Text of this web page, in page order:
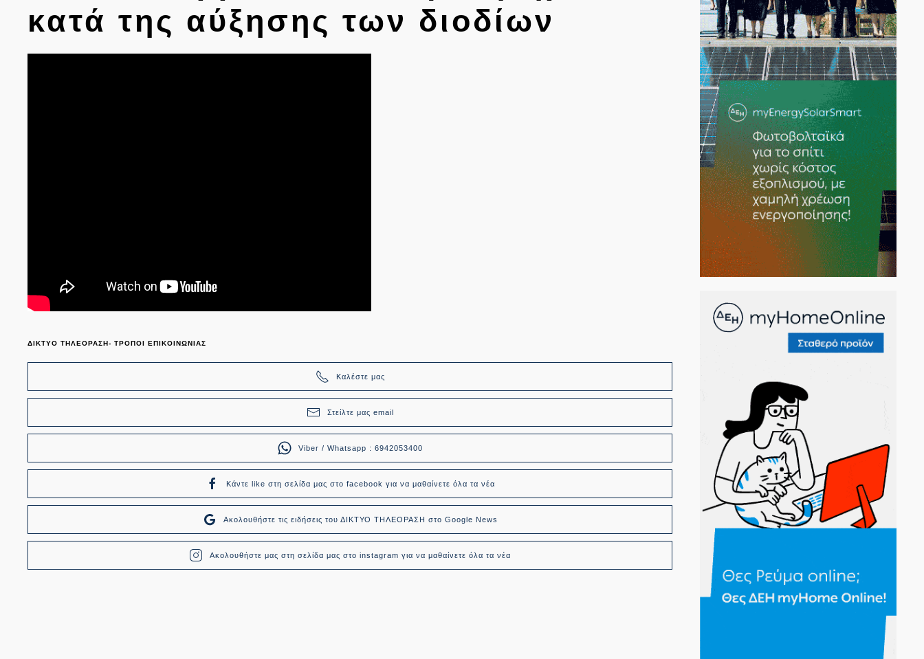
κατά της αύξησης των διοδίων
ΔΙΚΤΥΟ ΤΗΛΕΟΡΑΣΗ- ΤΡΟΠΟΙ ΕΠΙΚΟΙΝΩΝΙΑΣ
Καλέστε μας
Στείλτε μας email
Viber / Whatsapp : 6942053400
Κάντε like στη σελίδα μας στο facebook για να μαθαίνετε όλα τα νέα
Ακολουθήστε τις ειδήσεις του ΔΙΚΤΥΟ ΤΗΛΕΟΡΑΣΗ στο Google News
Ακολουθήστε μας στη σελίδα μας στο instagram για να μαθαίνετε όλα τα νέα